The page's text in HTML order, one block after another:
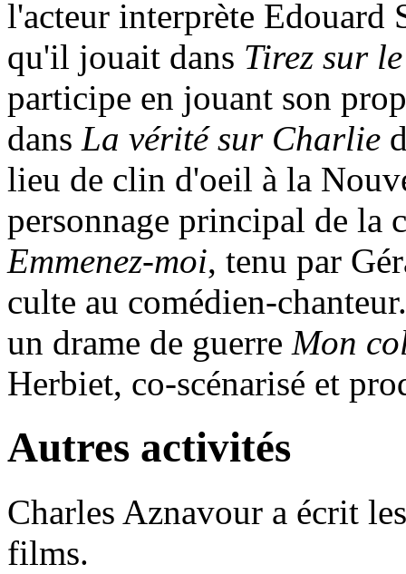
l'acteur interprète Edouard
qu'il jouait dans Tirez sur
participe en jouant son
dans La vérité sur Charlie
lieu de clin d'oeil à la
personnage principal de la
Emmenez-moi, tenu par
culte au comédien-
un drame de guerre Mon
Herbiet, co-scénarisé et
Autres activités
Charles Aznavour a écrit
films.